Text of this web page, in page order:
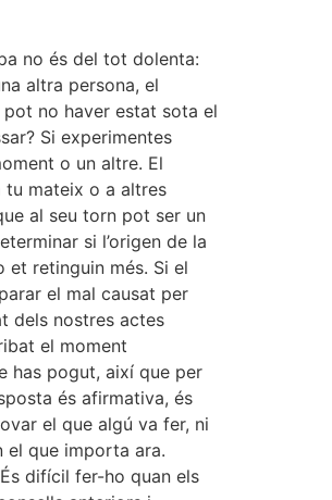
no és del tot dolenta:
altra persona, el
no haver estat sota el
Si experimentes
o un altre. El
tu mateix o a altres
al seu torn pot ser un
si l’origen de la
et retinguin més. Si el
el mal causat per
dels nostres actes
el moment
has pogut, així que per
és afirmativa, és
el que algú va fer, ni
el que importa ara.
difícil fer-ho quan els